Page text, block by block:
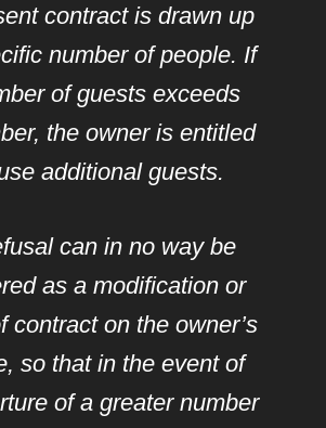
contract is drawn up
number of people. If
of guests exceeds
the owner is entitled
additional guests.
can in no way be
as a modification or
contract on the owner’s
so that in the event of
of a greater number